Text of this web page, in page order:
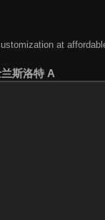
at
斯洛特 A